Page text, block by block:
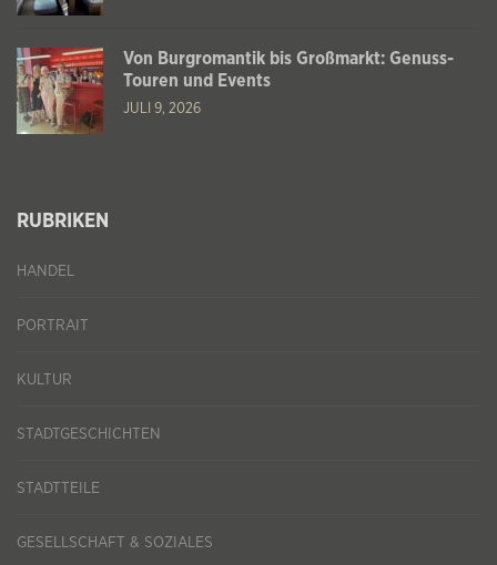
Von Burgromantik bis Großmarkt: Genuss-
Touren und Events
JULI 9, 2026
RUBRIKEN
HANDEL
PORTRAIT
KULTUR
STADTGESCHICHTEN
STADTTEILE
GESELLSCHAFT & SOZIALES